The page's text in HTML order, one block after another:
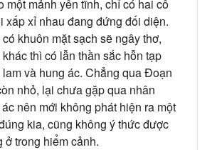
một mảnh yên tĩnh, chỉ có hai cô
xấp xỉ nhau đang đứng đối diện.
khuôn mặt sạch sẽ ngây thơ,
thì có lẫn thần sắc hỗn tạp
và hung ác. Chẳng qua Đoạn
nhỏ, lại chưa gặp qua nhân
nên mới không phát hiện ra một
kia, cũng không ý thức được
ở trong hiểm cảnh.